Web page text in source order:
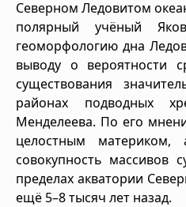
Северном Ледовитом
полярный учёный
геоморфологию дна
выводу о вероятности
существования
районах подводных
Менделеева. По его
целостным материком,
совокупность массивов
пределах акватории
ещё 5–8 тысяч лет назад.